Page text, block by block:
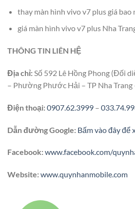
thay màn hình vivo v7 plus giá bao
giá màn hình vivo v7 plus Nha
THÔNG TIN LIÊN HỆ
Địa chỉ:Số 592 Lê Hồng Phong (Đối
– Phường Phước Hải – TP Nha Trang
Điện thoại:0907.62.3999 –
Dẫn đường Google: Bấm vào đây để
Facebook:www.facebook.com/
Website:www.quynhanmobile.com